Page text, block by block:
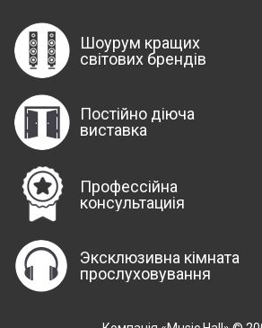
Шоурум кращих
світових брендів
Постійно діюча
виставка
Профессійна
консультациія
Эксклюзивна кімната
прослуховування